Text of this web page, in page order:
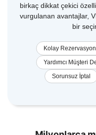
birkaç dikkat çekici
vurgulanan avantajlar,
bir
Kolay
Yardımcı Müşteri
Sorunsuz İptal